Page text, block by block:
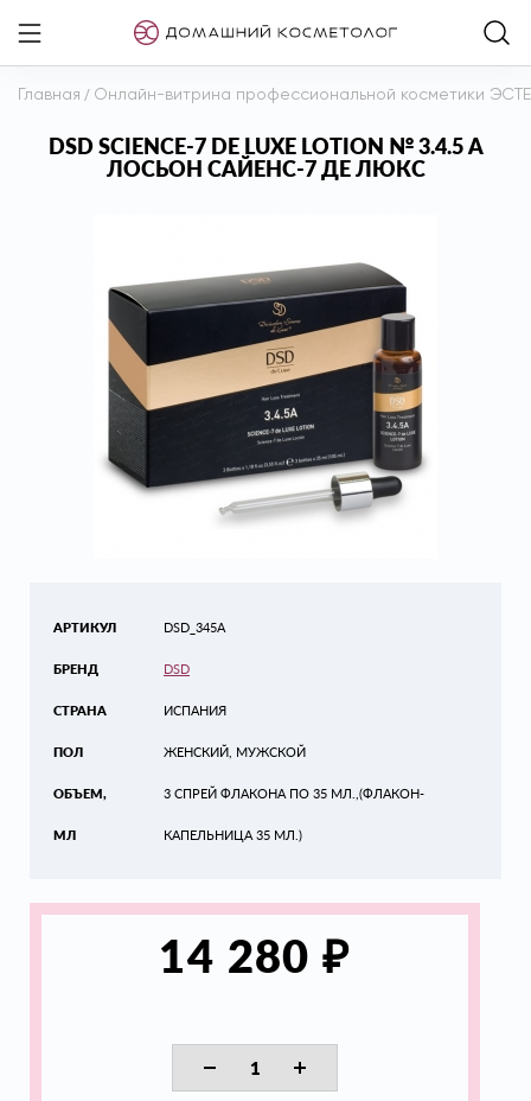
Главная / Онлайн-витрина профессиональной косметики
DSD SCIENCE-7 DE LUXE LOTION № 3.4.5 А
ЛОСЬОН САЙЕНС-7 ДЕ ЛЮКС
АРТИКУЛ
БРЕНД
СТРАНА
ПОЛ
ОБЪЕМ,
МЛ
DSD_345A
DSD
ИСПАНИЯ
ЖЕНСКИЙ, МУЖСКОЙ
3 СПРЕЙ ФЛАКОНА ПО 35 МЛ.,(ФЛАКОН-
КАПЕЛЬНИЦА 35 МЛ.)
14 280₽